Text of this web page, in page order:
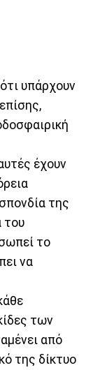
υπάρχουν
έχουν
της
του
το
να
των
από
της δίκτυο